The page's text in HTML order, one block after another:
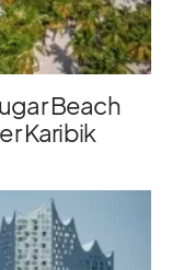
Beach
Karibik